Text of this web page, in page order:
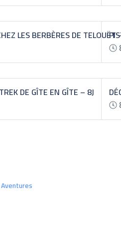
LES BERBÈRES DE TELOUËT
DE GÎTE EN GÎTE – 8J